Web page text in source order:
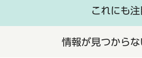
これにも注
情報が見つから